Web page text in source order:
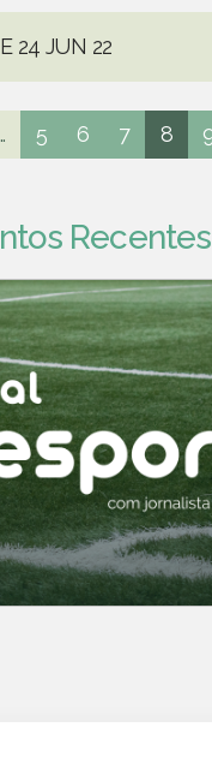
24 JUN 22
5 6 7 8
Recentes